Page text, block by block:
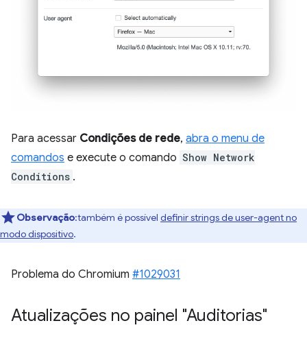
Para acessar Condições de rede, abra o menu de
comandos e execute o comando Show Network
Conditions .
Observação:também é possível definir strings de user-agent no
modo dispositivo.
Problema do Chromium #1029031
Atualizações no painel "Auditorias"